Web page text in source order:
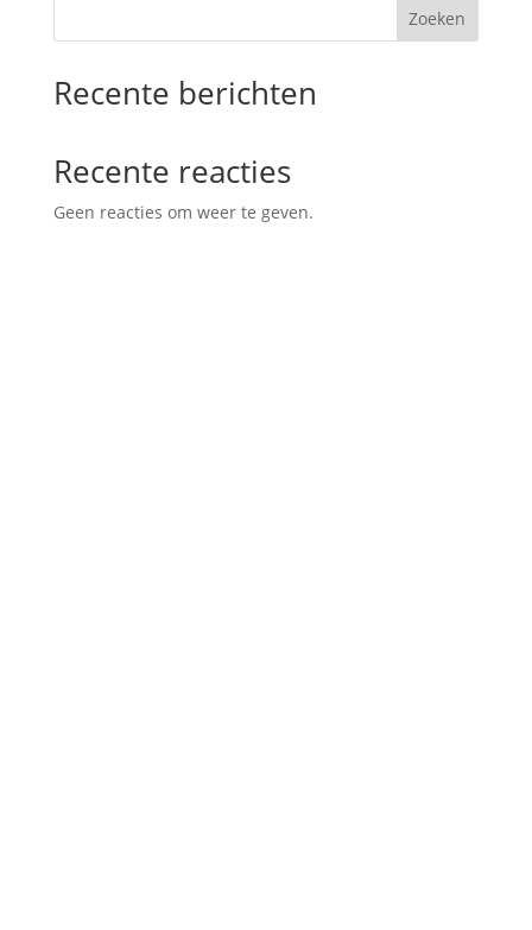
Zoeken
Recente berichten
Recente reacties
Geen reacties om weer te geven.